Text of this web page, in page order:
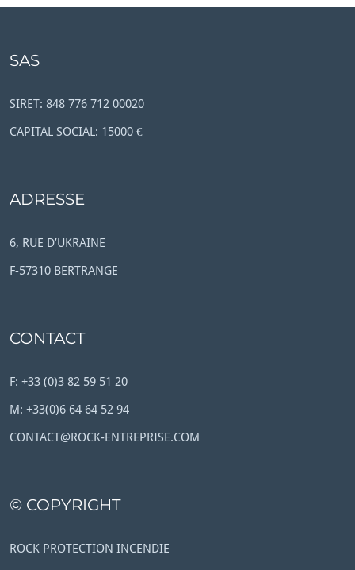
SAS
SIRET: 848 776 712 00020
CAPITAL SOCIAL: 15000 €
ADRESSE
6, RUE D’UKRAINE
F-57310 BERTRANGE
CONTACT
F: +33 (0)3 82 59 51 20
M: +33(0)6 64 64 52 94
CONTACT@ROCK-ENTREPRISE.COM
© COPYRIGHT
ROCK PROTECTION INCENDIE